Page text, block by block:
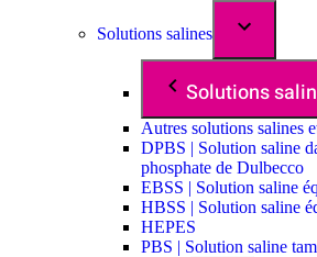
Solutions salines
Solutions
Autres solutions salines
DPBS | Solution saline
phosphate de Dulbecco
EBSS | Solution saline
HBSS | Solution saline
HEPES
PBS | Solution saline